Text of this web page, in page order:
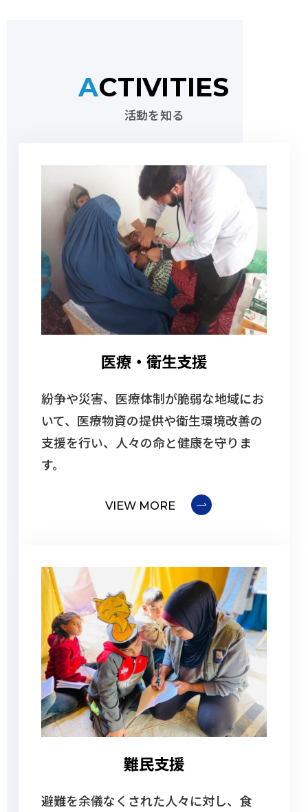
ACTIVITIES
活動を知る
医療・衛生支援
紛争や災害、医療体制が脆弱な地域にお
いて、医療物資の提供や衛生環境改善の
支援を行い、人々の命と健康を守りま
す。
VIEW MORE
難民支援
避難を余儀なくされた人々に対し、食